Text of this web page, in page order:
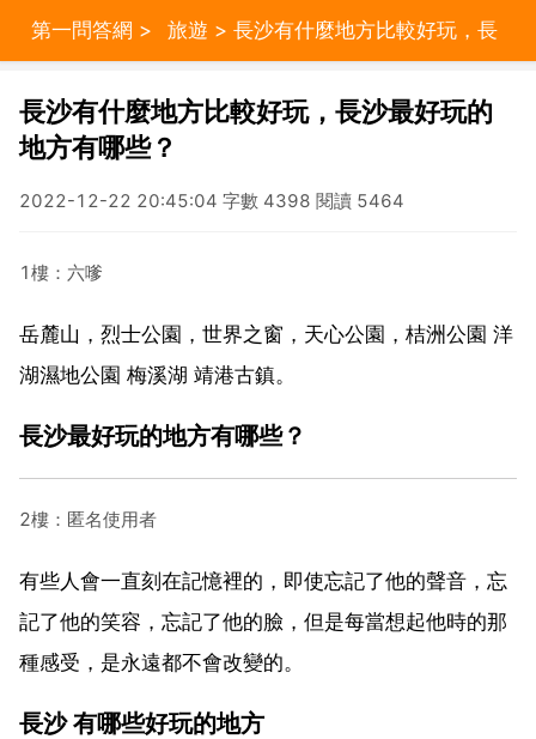
第一問答網 > 旅遊 > 長沙有什麼地方比較好玩，長
沙最好玩的地方有哪些？
長沙有什麼地方比較好玩，長沙最好玩的
地方有哪些？
2022-12-22 20:45:04 字數 4398 閱讀 5464
1樓：六嗲
岳麓山，烈士公園，世界之窗，天心公園，桔洲公園 洋
湖濕地公園 梅溪湖 靖港古鎮。
長沙最好玩的地方有哪些？
2樓：匿名使用者
有些人會一直刻在記憶裡的，即使忘記了他的聲音，忘
記了他的笑容，忘記了他的臉，但是每當想起他時的那
種感受，是永遠都不會改變的。
長沙 有哪些好玩的地方